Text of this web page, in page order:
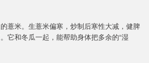
薏米。生薏米偏寒，炒制后寒性大减，健脾
它和冬瓜一起，能帮助身体把多余的“湿